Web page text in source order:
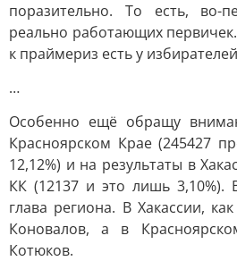
поразительно. То есть, во-
реально работающих
к праймериз есть у
…
Особенно ещё обращу
Красноярском Крае (245427
12,12%) и на результаты в
КК (12137 и это лишь 3,10%).
глава региона. В Хакассии,
Коновалов, а в
Котюков.